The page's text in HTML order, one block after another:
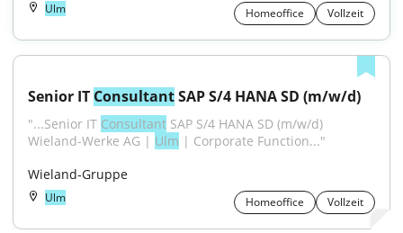
Ulm Homeoffice Vollzeit
Senior IT Consultant SAP S/4 HANA SD (m/w/d)
"...Senior IT Consultant SAP S/4 HANA SD (m/w/d)
Wieland-Werke AG | Ulm | Corporate Function..."
Wieland-Gruppe
Ulm Homeoffice Vollzeit